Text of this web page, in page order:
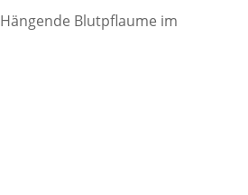
Hängende Blutpflaume im